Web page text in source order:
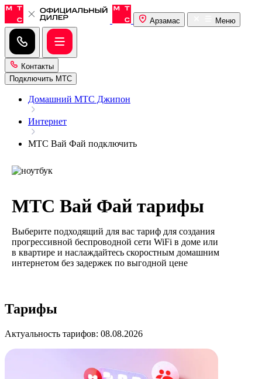
Арзамас Меню
Контакты
Подключить МТС
Домашний МТС Джипон
Интернет
МТС Вай Фай подключить
МТС Вай Фай тарифы
Выберите подходящий для вас тариф для создания
прогрессивной беспроводной сети WiFi в доме или
в квартире и наслаждайтесь скоростным домашним
интернетом без задержек по выгодной цене
Тарифы
Актуальность тарифов: 08.08.2026